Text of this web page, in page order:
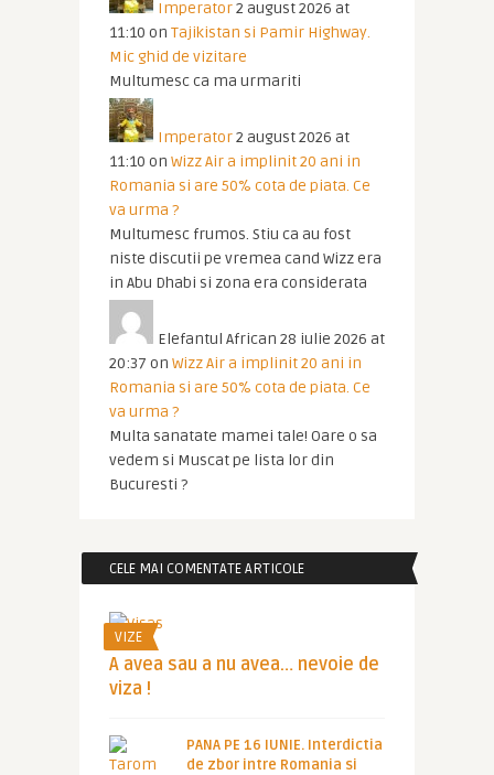
Imperator2 august 2026 at
11:10 on Tajikistan si Pamir Highway.
Mic ghid de vizitare
Multumesc ca ma urmariti
Imperator2 august 2026 at
11:10 on Wizz Air a implinit 20 ani in
Romania si are 50% cota de piata. Ce
va urma ?
Multumesc frumos. Stiu ca au fost
niste discutii pe vremea cand Wizz era
in Abu Dhabi si zona era considerata
Elefantul African 28 iulie 2026 at
20:37 on Wizz Air a implinit 20 ani in
Romania si are 50% cota de piata. Ce
va urma ?
Multa sanatate mamei tale! Oare o sa
vedem si Muscat pe lista lor din
Bucuresti ?
CELE MAI COMENTATE ARTICOLE
VIZE
A avea sau a nu avea… nevoie de
viza !
PANA PE 16 IUNIE. Interdictia
de zbor intre Romania si